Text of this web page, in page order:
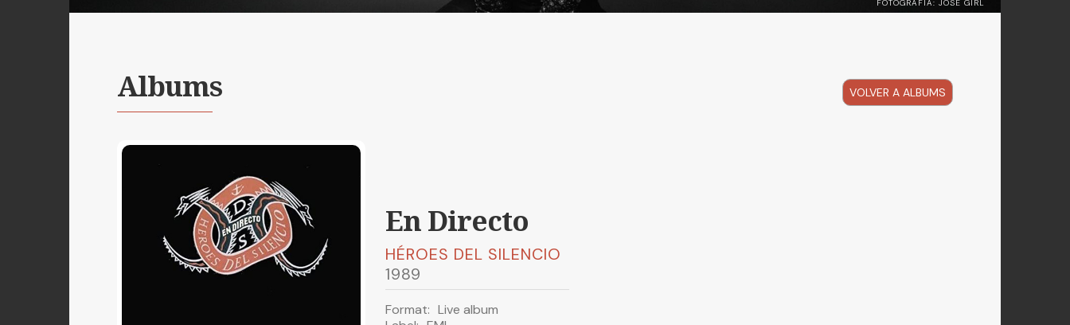
FOTOGRAFÍA: JOSÉ GIRL
Albums VOLVER A ALBUMS
En Directo
HÉROES DEL SILENCIO
1989
Format: Live album